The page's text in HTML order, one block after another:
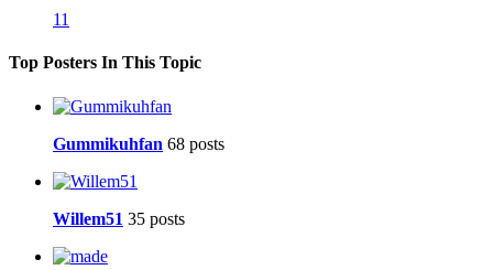
11
Top Posters In This Topic
Gummikuhfan 68 posts
Willem51 35 posts